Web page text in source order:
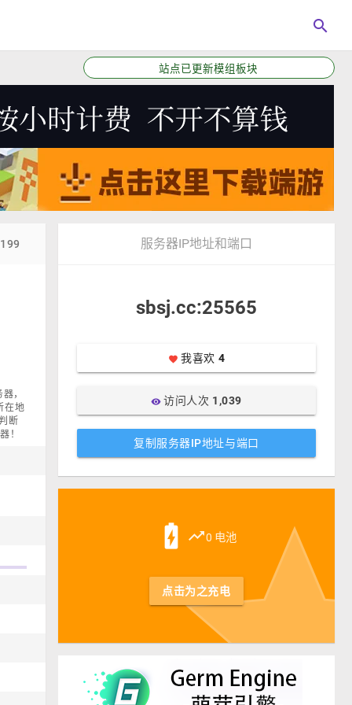
search
站点已更新模组板块
，
在地
断
！
服务器IP地址和端口
sbsj.cc:25565
favorite 我喜欢 4
visibility访问人次 1,039
复制服务器IP地址与端口
battery_charging_full trending_up0 电池
点击为之充电